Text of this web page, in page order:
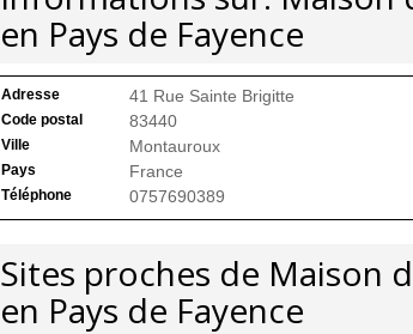
en Pays de Fayence
Adresse 41 Rue Sainte Brigitte
Code postal 83440
Ville Montauroux
Pays France
Téléphone 0757690389
Sites proches de Maison
en Pays de Fayence